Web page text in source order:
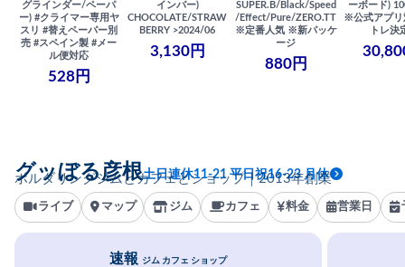
グラインダー/ペーパ
ー) #クライマー専用ヤ
スリ #替えペーパー別
売 #スペイン製 #メー
ル便対応
528円
インバー)
CHOCOLATE/STRAW
BERRY >2024/06
3,130円
SUPER.B/Black/Speed
/Effect/Pure/ZERO.TT
※定番人気 ※新パッケ
ージ
880円
ーボード)
※公式アプ
トレ決
ボルダリングジムとカフェとショップ｜2013年創業
グッぼる彦根土日連休11-21 平日祝16-23 月休
ライブ マップ ジム カフェ 料金 営業日
速報 ジム カフェ ショップ